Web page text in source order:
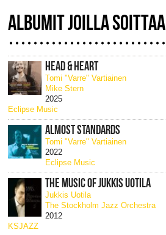
ALBUMIT JOILLA SOITTAA
HEAD & HEART
Tomi "Varre" Vartiainen
Mike Stern
2025
Eclipse Music
ALMOST STANDARDS
Tomi "Varre" Vartiainen
2022
Eclipse Music
THE MUSIC OF JUKKIS UOTILA
Jukkis Uotila
The Stockholm Jazz Orchestra
2012
KSJAZZ